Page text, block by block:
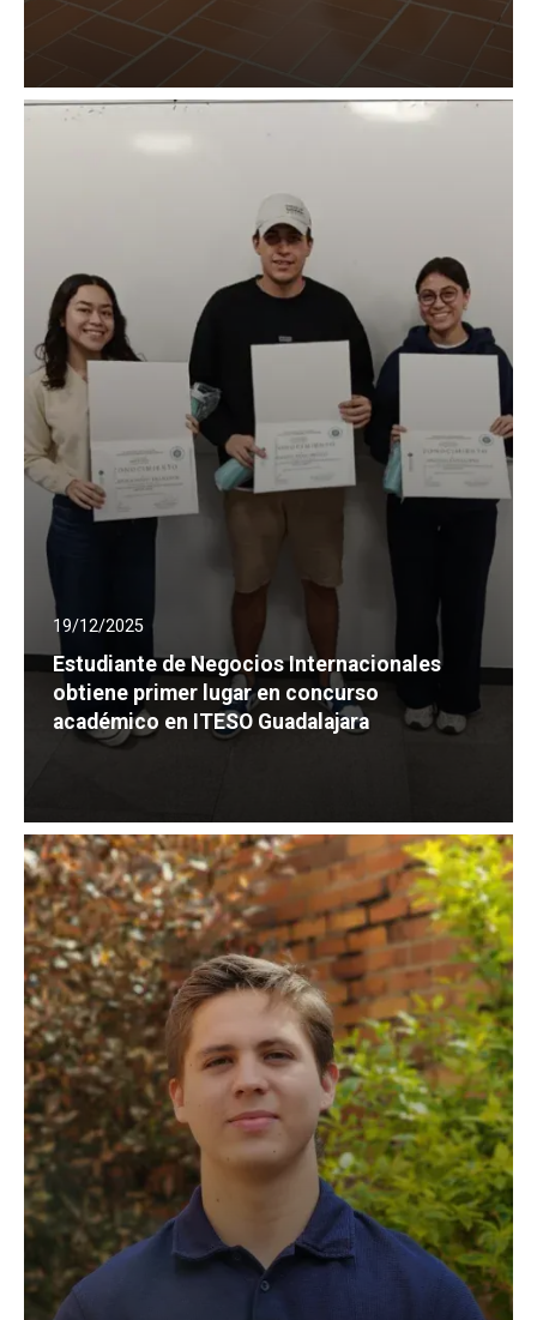
19/12/2025
Estudiante de Negocios Internacionales
obtiene primer lugar en concurso
académico en ITESO Guadalajara